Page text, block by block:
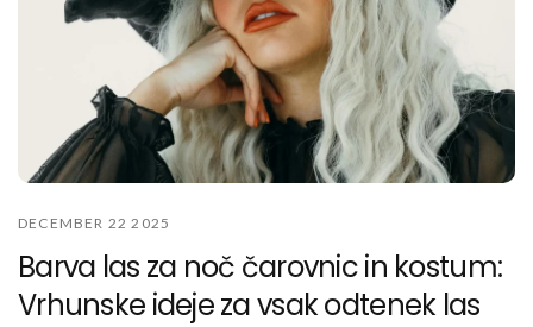
DECEMBER 22 2025
Barva las za noč čarovnic in kostum:
Vrhunske ideje za vsak odtenek las